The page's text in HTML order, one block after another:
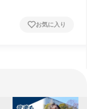
お気に入り